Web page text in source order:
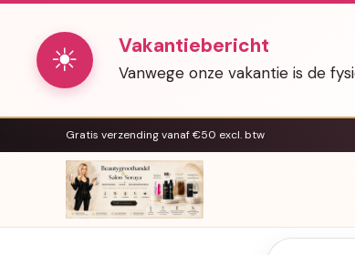
☀ Vakantiebericht
Vanwege onze vakantie is de
Gratis verzending vanaf €50 excl. btw